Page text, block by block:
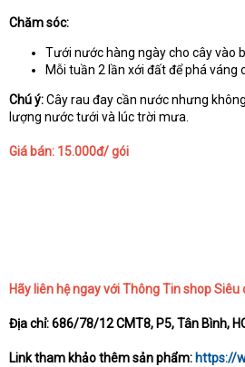
Chăm sóc:
Tưới nước hàng ngày cho cây vào
Mỗi tuần 2 lần xới đất để phá váng
Chú ý:Cây rau đay cần nước nhưng
lượng nước tưới và lúc trời mưa.
Giá bán: 15.000đ/ gói
Hãy liên hệ ngay với Thông Tin shop
Địa chỉ: 686/78/12 CMT8, P5, Tân Bình,
Link tham khảo thêm sản phẩm: https://